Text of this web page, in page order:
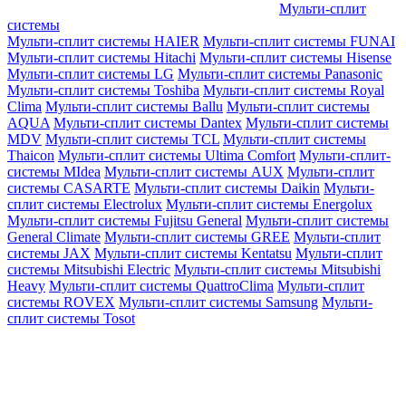
Мульти-сплит
системы
Мульти-сплит системы HAIER Мульти-сплит системы FUNAI
Мульти-сплит системы Hitachi Мульти-сплит системы Hisense
Мульти-сплит системы LG Мульти-сплит системы Panasonic
Мульти-сплит системы Toshiba Мульти-сплит системы Royal
Clima Мульти-сплит системы Ballu Мульти-сплит системы
AQUA Мульти-сплит системы Dantex Мульти-сплит системы
MDV Мульти-сплит системы TCL Мульти-сплит системы
Thaicon Мульти-сплит системы Ultima Comfort Мульти-сплит-
системы MIdea Мульти-сплит системы AUX Мульти-сплит
системы CASARTE Мульти-сплит системы Daikin Мульти-
сплит системы Electrolux Мульти-сплит системы Energolux
Мульти-сплит системы Fujitsu General Мульти-сплит системы
General Climate Мульти-сплит системы GREE Мульти-сплит
системы JAX Мульти-сплит системы Kentatsu Мульти-сплит
системы Mitsubishi Electric Мульти-сплит системы Mitsubishi
Heavy Мульти-сплит системы QuattroClima Мульти-сплит
системы ROVEX Мульти-сплит системы Samsung Мульти-
сплит системы Tosot